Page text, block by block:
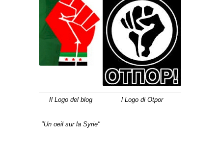
Il Logo del blog
"Un oeil sur la Syrie"
l Logo di Otpor